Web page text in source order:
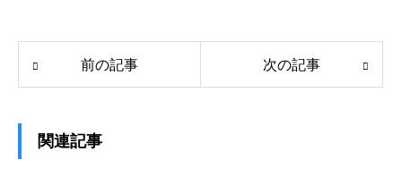
前の記事 次の記事
関連記事